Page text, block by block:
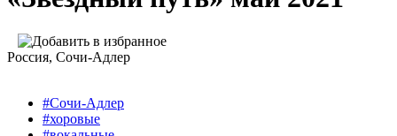
Россия, Сочи-Адлер
#Сочи-Адлер
#хоровые